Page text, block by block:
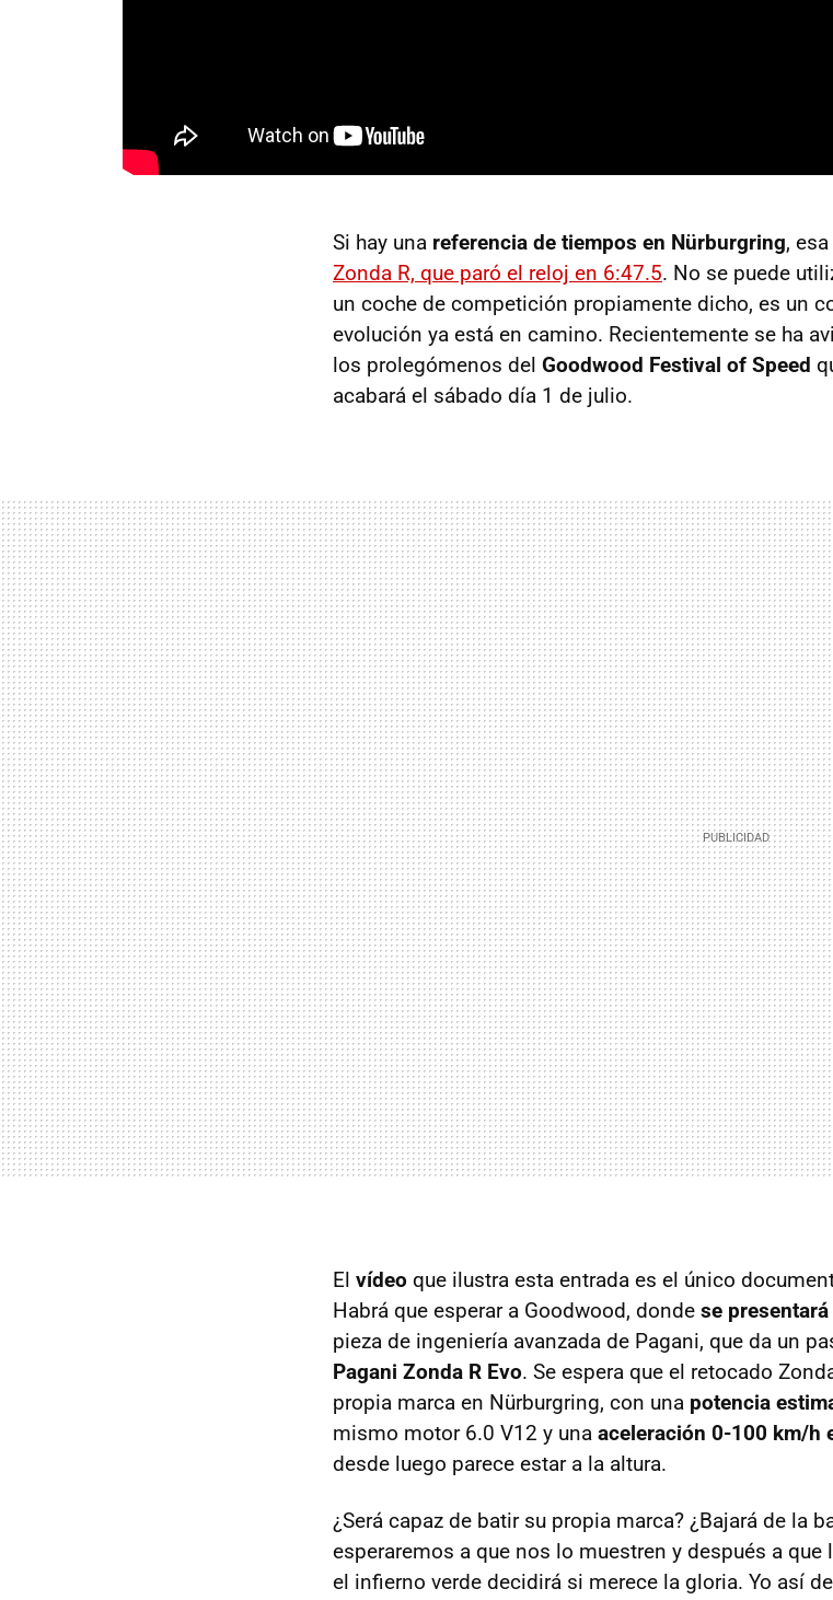
Si hay una referencia de tiempos en Nürburgring,
Zonda R, que paró el reloj en 6:47.5. No se puede
un coche de competición propiamente dicho, es un
evolución ya está en camino. Recientemente se ha
los prolegómenos del Goodwood Festival of Speed
acabará el sábado día 1 de julio.
El vídeo que ilustra esta entrada es el único
Habrá que esperar a Goodwood, donde se
pieza de ingeniería avanzada de Pagani, que da un
Pagani Zonda R Evo. Se espera que el retocado
propia marca en Nürburgring, con una potencia
mismo motor 6.0 V12 y una aceleración 0-100 km/h
desde luego parece estar a la altura.
¿Será capaz de batir su propia marca? ¿Bajará de la
esperaremos a que nos lo muestren y después a
el infierno verde decidirá si merece la gloria. Yo así